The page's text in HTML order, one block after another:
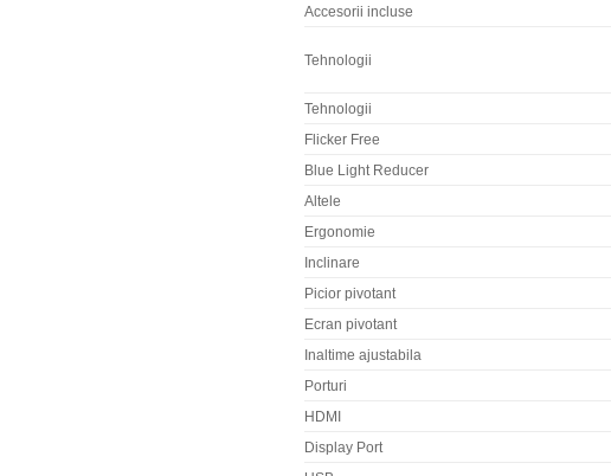
Accesorii incluse
Tehnologii
Tehnologii
Flicker Free
Blue Light Reducer
Altele
Ergonomie
Inclinare
Picior pivotant
Ecran pivotant
Inaltime ajustabila
Porturi
HDMI
Display Port